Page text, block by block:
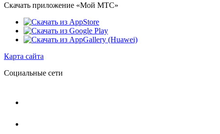
Скачать приложение «Мой МТС»
Карта сайта
Социальные сети